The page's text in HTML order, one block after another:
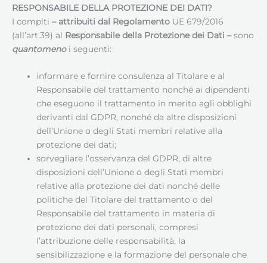
RESPONSABILE DELLA PROTEZIONE DEI DATI?
I compiti – attribuiti dal Regolamento UE 679/2016
(all’art.39) al Responsabile della Protezione dei Dati –sono
quantomenoi seguenti:
informare e fornire consulenza al Titolare e al
Responsabile del trattamento nonché ai dipendenti
che eseguono il trattamento in merito agli obblighi
derivanti dal GDPR, nonché da altre disposizioni
dell’Unione o degli Stati membri relative alla
protezione dei dati;
sorvegliare l’osservanza del GDPR, di altre
disposizioni dell’Unione o degli Stati membri
relative alla protezione dei dati nonché delle
politiche del Titolare del trattamento o del
Responsabile del trattamento in materia di
protezione dei dati personali, compresi
l’attribuzione delle responsabilità, la
sensibilizzazione e la formazione del personale che